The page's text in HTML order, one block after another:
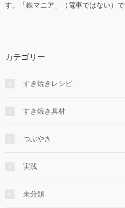
す。「鉄マニア」（電車ではない）で
カテゴリー
すき焼きレシピ
すき焼き具材
つぶやき
実践
未分類